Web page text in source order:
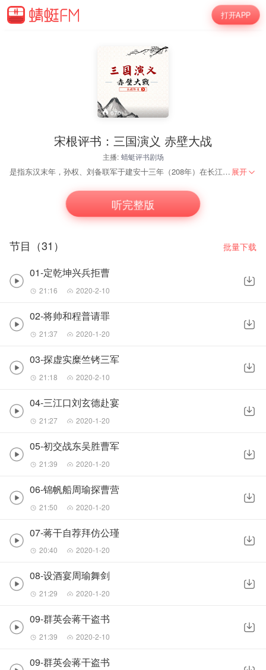
打开APP
670
宋根评书：三国演义 赤壁大战
主播: 蜻蜓评书剧场
是指东汉末年，孙权、刘备联军于建安十三年（208年）在长江赤壁（今湖北省赤壁市西北）一带大破曹操大军的战役。这是中国历史上以少胜多、以弱胜强的著名战役之一，是三国时期“三大战役”中最为著名的一场，也是中国历史上第一次在长江流域进行的大规模江河作战，标志着中国军事政治中心不再限于黄河流域。孙刘联军最后以火攻大破曹军，曹操北回，孙、刘各自夺去荆州的一部分，奠定了三国鼎立的基础。 展开
听完整版
节目（31） 批量下载
01-定乾坤兴兵拒曹
21:16 2020-2-10
02-将帅和程普请罪
21:37 2020-1-20
03-探虚实糜竺铐三军
21:18 2020-2-10
04-三江口刘玄德赴宴
21:27 2020-1-20
05-初交战东吴胜曹军
21:39 2020-1-20
06-锦帆船周瑜探曹营
21:50 2020-1-20
07-蒋干自荐拜仿公瑾
20:40 2020-1-20
08-设酒宴周瑜舞剑
21:29 2020-1-20
09-群英会蒋干盗书
21:39 2020-2-10
09-群英会蒋干盗书